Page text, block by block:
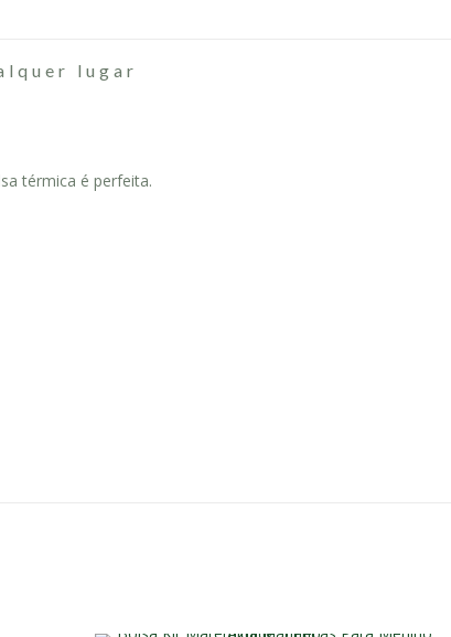
lugar
térmica é perfeita.